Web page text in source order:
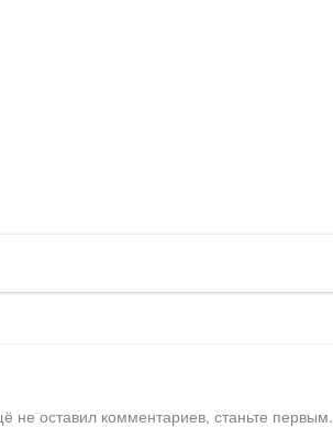
не оставил комментариев, станьте первым.